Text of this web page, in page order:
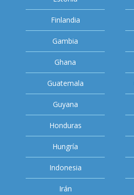
Finlandia
Gambia
Ghana
Guatemala
Guyana
Honduras
Hungría
Indonesia
Irán